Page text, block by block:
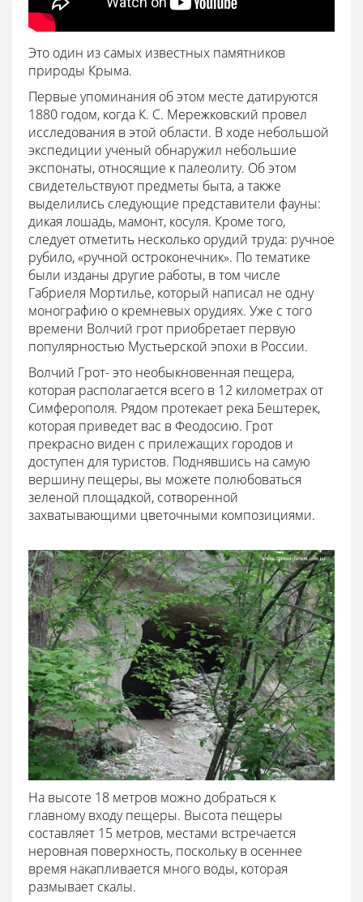
Это один из самых известных памятников
природы Крыма.
Первые упоминания об этом месте датируются
1880 годом, когда К. С. Мережковский провел
исследования в этой области. В ходе небольшой
экспедиции ученый обнаружил небольшие
экспонаты, относящие к палеолиту. Об этом
свидетельствуют предметы быта, а также
выделились следующие представители фауны:
дикая лошадь, мамонт, косуля. Кроме того,
следует отметить несколько орудий труда: ручное
рубило, «ручной остроконечник». По тематике
были изданы другие работы, в том числе
Габриеля Мортилье, который написал не одну
монографию о кремневых орудиях. Уже с того
времени Волчий грот приобретает первую
популярностью Мустьерской эпохи в России.
Волчий Грот- это необыкновенная пещера,
которая располагается всего в 12 километрах от
Симферополя. Рядом протекает река Бештерек,
которая приведет вас в Феодосию. Грот
прекрасно виден с прилежащих городов и
доступен для туристов. Поднявшись на самую
вершину пещеры, вы можете полюбоваться
зеленой площадкой, сотворенной
захватывающими цветочными композициями.
На высоте 18 метров можно добраться к
главному входу пещеры. Высота пещеры
составляет 15 метров, местами встречается
неровная поверхность, поскольку в осеннее
время накапливается много воды, которая
размывает скалы.